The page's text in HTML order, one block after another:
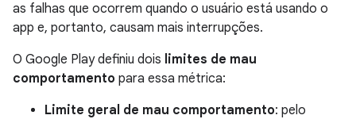
as falhas que ocorrem quando o usuário está usando o
app e, portanto, causam mais interrupções.
O Google Play definiu dois limites de mau
comportamento para essa métrica:
Limite geral de mau comportamento: pelo